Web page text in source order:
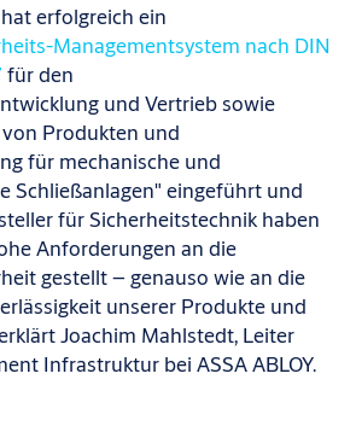
erfolgreich ein
Managementsystem nach DIN
für den
ntwicklung und Vertrieb sowie
Produkten und
für mechanische und
Schließanlagen" eingeführt und
für Sicherheitstechnik haben
Anforderungen an die
gestellt – genauso wie an die
unserer Produkte und
Joachim Mahlstedt, Leiter
Infrastruktur bei ASSA ABLOY.